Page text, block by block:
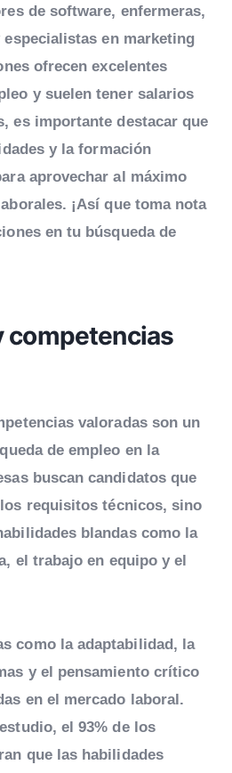
de software, enfermeras,
en marketing
ofrecen excelentes
y suelen tener salarios
es importante destacar que
y la formación
aprovechar al máximo
¡Así que toma nota
en tu búsqueda de
competencias
valoradas son un
de empleo en la
buscan candidatos que
requisitos técnicos, sino
blandas como la
el trabajo en equipo y el
como la adaptabilidad, la
y el pensamiento crítico
en el mercado laboral.
el 93% de los
que las habilidades